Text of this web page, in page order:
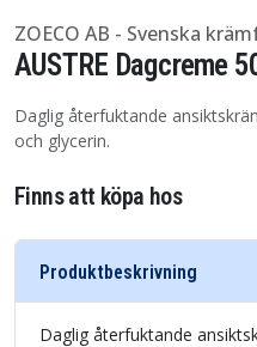
ZOECO AB - Svenska
AUSTRE Dagcreme
Daglig återfuktande
och glycerin.
Finns att köpa hos
Produktbeskrivning
Daglig återfuktande